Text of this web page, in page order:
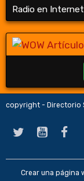
Radio en Internet
copyright - Directorio
Crear una página